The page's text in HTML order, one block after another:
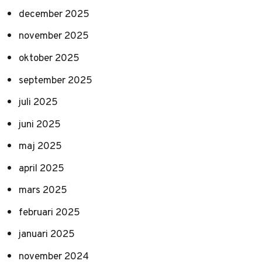
december 2025
november 2025
oktober 2025
september 2025
juli 2025
juni 2025
maj 2025
april 2025
mars 2025
februari 2025
januari 2025
november 2024